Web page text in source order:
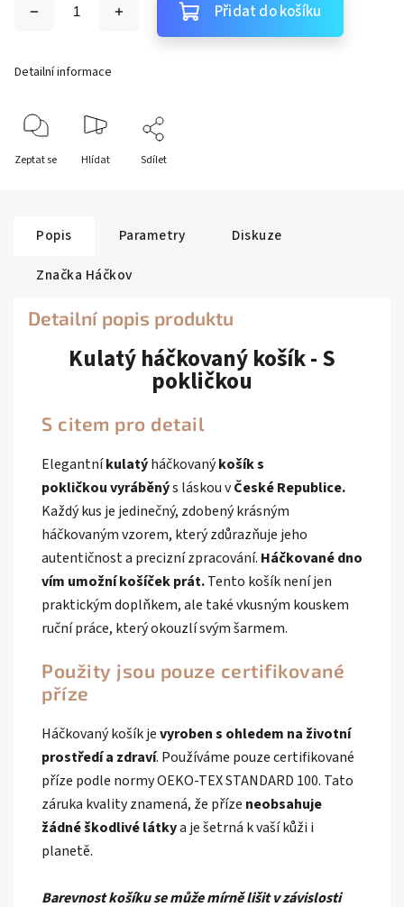
Přidat do košíku
Detailní informace
Zeptat se Hlídat Sdílet
Popis Parametry
Diskuze
Značka Háčkov
Detailní popis produktu
Kulatý háčkovaný košík - S
pokličkou
S citem pro detail
Elegantníkulatýháčkovanýkošík s
pokličkouvyráběnýs láskou vČeské Republice.
Každý kus je jedinečný, zdobený krásným
háčkovaným vzorem, který zdůrazňuje jeho
autentičnost a precizní zpracování. Háčkované dno
vím umožní košíček prát.Tento košík není jen
praktickým doplňkem, ale také vkusným kouskem
ruční práce, který okouzlí svým šarmem.
Použity jsou pouze certifikované
příze
Háčkovaný košík jevyroben s ohledem na životní
prostředí a zdraví. Používáme pouze certifikované
příze podle normy OEKO-TEX STANDARD 100. Tato
záruka kvality znamená, že příze neobsahuje
žádné škodlivé látkya je šetrná k vaší kůži i
planetě.
Barevnost košíku se může mírně lišit v závislosti